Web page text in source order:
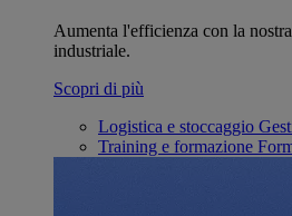
Aumenta l'efficienza con la
industriale.
Scopri di più
Logistica e stoccaggio
Training e formazione